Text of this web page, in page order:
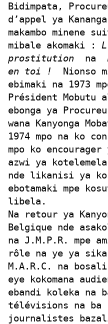
Bidimpata,
d’appel ya
makambo minene
mibale akomaki :
prostitution
na
en toi !
Nionso
ebimaki na 1973
Président Mobutu
ebonga ya
wana Kanyonga
1974 mpo na ko
mpo ko
azwi ya
nde likanisi ya
ebotamaki mpe
libela.
Na retour ya
Belgique nde
na J.M.P.R. mpe
rôle na ye ya
M.A.R.C. na
eye kokomana
ebandi koleka na
télévisions na ba
journalistes bazali